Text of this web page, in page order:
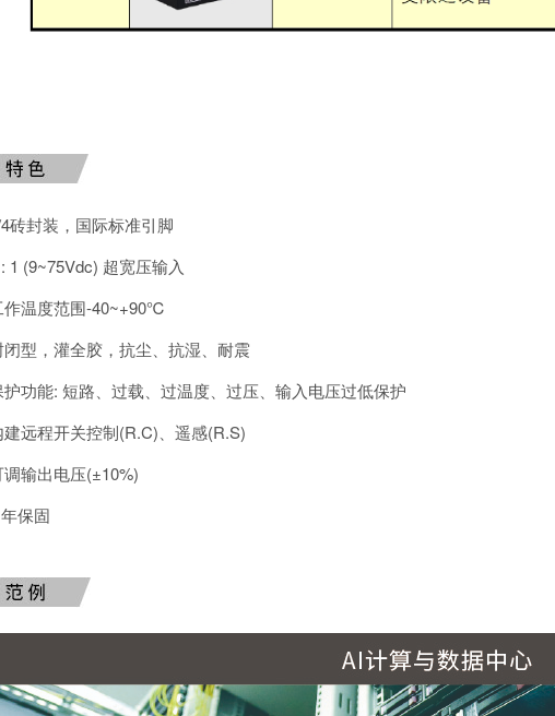
砖封装，国际标准引脚
1 (9~75Vdc) 超宽压输入
作温度范围-40~+90℃
闭型，灌全胶，抗尘、抗湿、耐震
护功能: 短路、过载、过温度、过压、输入电压过低保护
建远程开关控制(R.C)、遥感(R.S)
调输出电压(±10%)
保固